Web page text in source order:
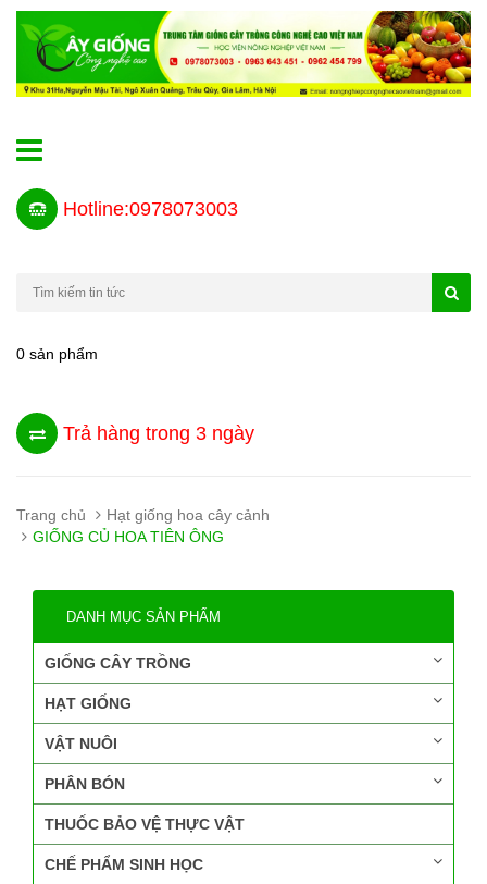
Hotline:0978073003
0 sản phẩm
Trả hàng trong 3 ngày
Trang chủ
Hạt giống hoa cây cảnh
GIỐNG CỦ HOA TIÊN ÔNG
DANH MỤC SẢN PHẨM
GIỐNG CÂY TRỒNG
HẠT GIỐNG
VẬT NUÔI
PHÂN BÓN
THUỐC BẢO VỆ THỰC VẬT
CHẾ PHẨM SINH HỌC